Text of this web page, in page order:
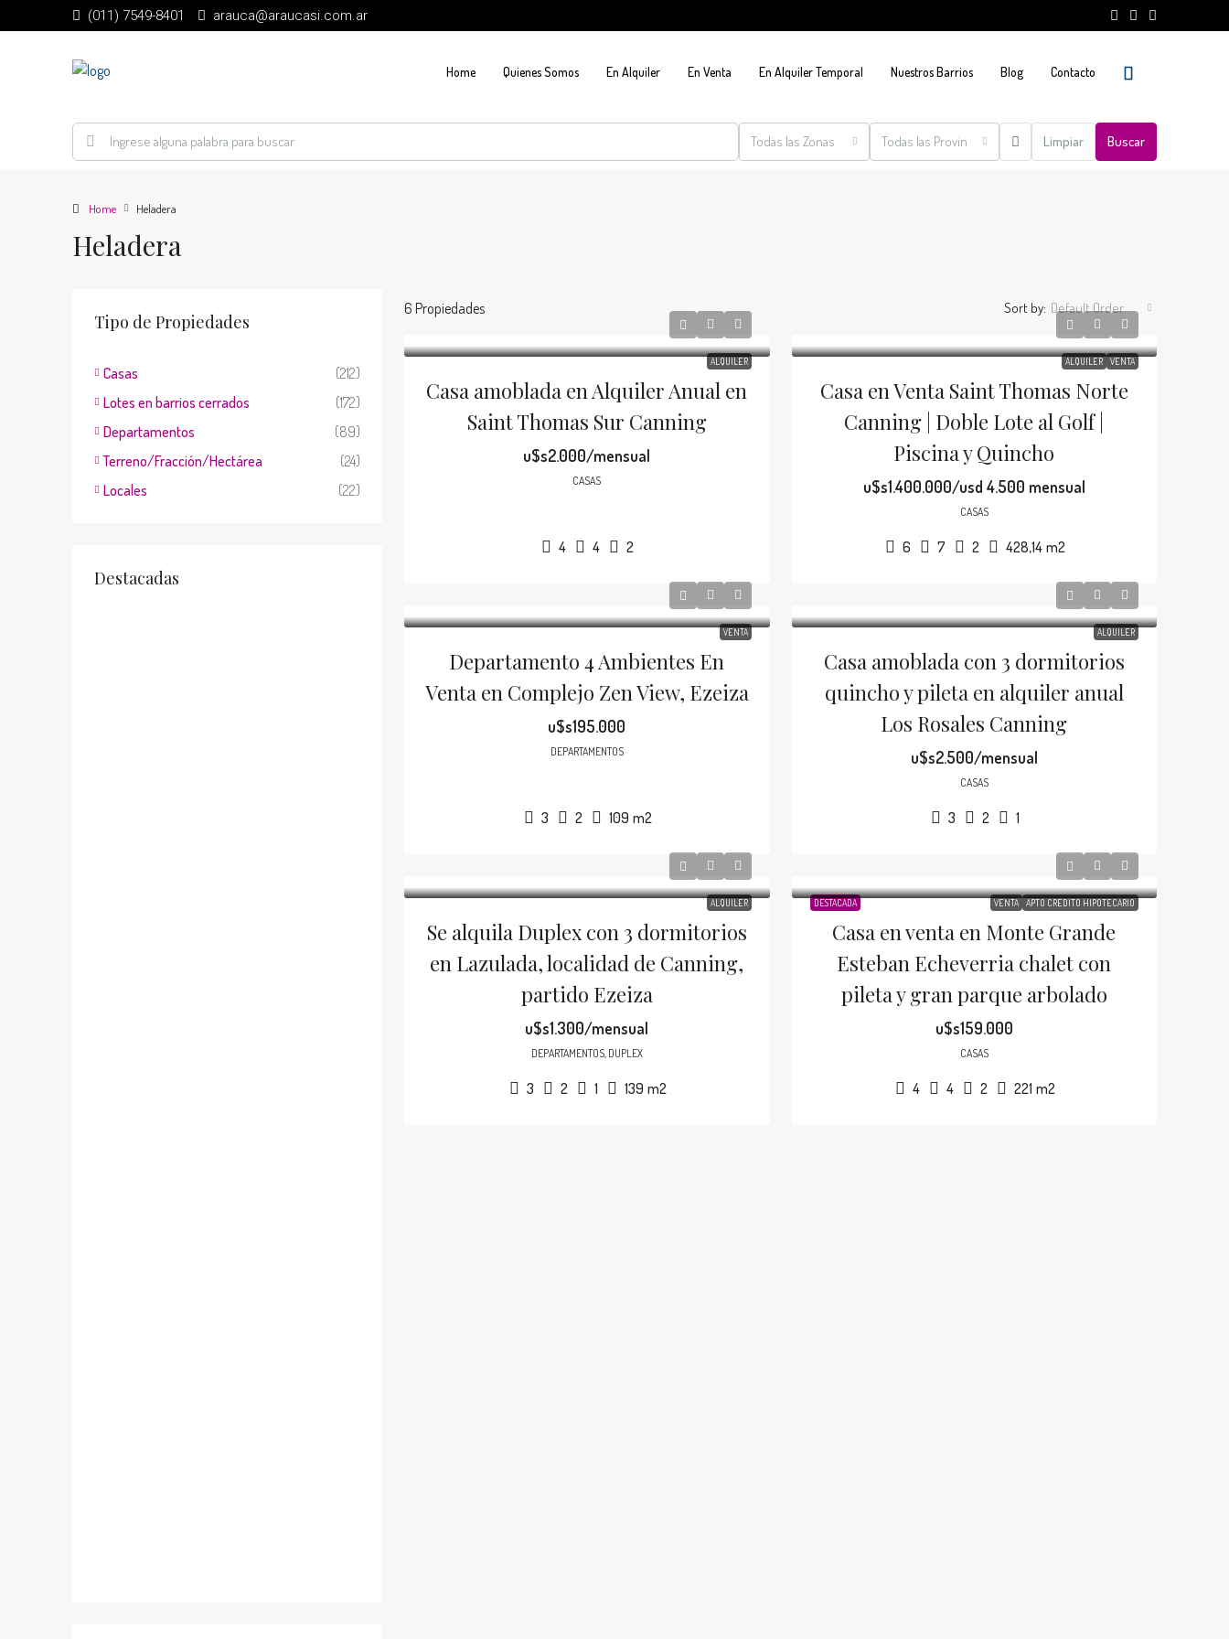
(011) 7549-8401 arauca@araucasi.com.ar
Home Quienes Somos En Alquiler En Venta En Alquiler Temporal Nuestros Barrios Blog Contacto
Todas las Zonas Todas las Provincias Limpiar Buscar
Home Heladera
Heladera
6 Propiedades Sort by: Default Order
ALQUILER
Casa amoblada en Alquiler Anual en
Saint Thomas Sur Canning
u$s2.000/mensual
CASAS
4 4 2
ALQUILER VENTA
Casa en Venta Saint Thomas Norte
Canning | Doble Lote al Golf |
Piscina y Quincho
u$s1.400.000/usd 4.500 mensual
CASAS
6 7 2 428,14 m2
VENTA
Departamento 4 Ambientes En
Venta en Complejo Zen View, Ezeiza
u$s195.000
DEPARTAMENTOS
3 2 109 m2
ALQUILER
Casa amoblada con 3 dormitorios
quincho y pileta en alquiler anual
Los Rosales Canning
u$s2.500/mensual
CASAS
3 2 1
ALQUILER
Se alquila Duplex con 3 dormitorios
en Lazulada, localidad de Canning,
partido Ezeiza
u$s1.300/mensual
DEPARTAMENTOS, DUPLEX
3 2 1 139 m2
DESTACADA VENTA APTO CRÉDITO HIPOTECARIO
Casa en venta en Monte Grande
Esteban Echeverria chalet con
pileta y gran parque arbolado
u$s159.000
CASAS
4 4 2 221 m2
Tipo de Propiedades
Casas
(212)
Lotes en barrios cerrados
(172)
Departamentos
(89)
Terreno/Fracción/Hectárea
(24)
Locales
(22)
Destacadas